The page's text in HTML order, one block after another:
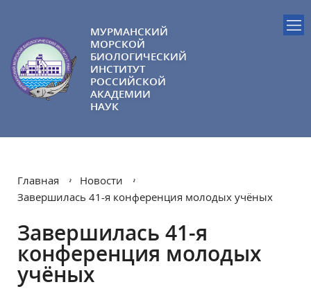
МУРМАНСКИЙ
МОРСКОЙ
БИОЛОГИЧЕСКИЙ
ИНСТИТУТ
РОССИЙСКОЙ
АКАДЕМИИ
НАУК
Главная
Новости
Завершилась 41-я конференция молодых учёных
Завершилась 41-я
конференция молодых
учёных